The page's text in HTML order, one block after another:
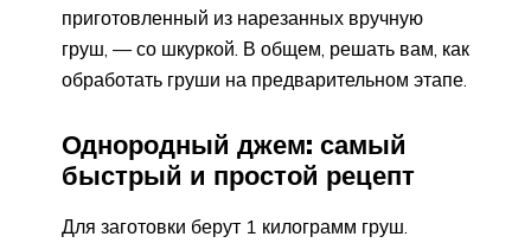
приготовленный из нарезанных вручную
груш, — со шкуркой. В общем, решать вам, как
обработать груши на предварительном этапе.
Однородный джем: самый
быстрый и простой рецепт
Для заготовки берут 1 килограмм груш.